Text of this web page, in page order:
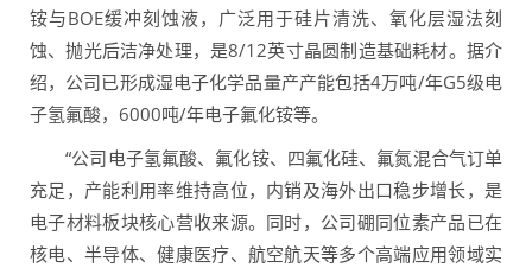
铵与BOE缓冲刻蚀液，广泛用于硅片清洗、氧化层湿法刻
蚀、抛光后洁净处理，是8/12英寸晶圆制造基础耗材。据介
绍，公司已形成湿电子化学品量产产能包括4万吨/年G5级电
子氢氟酸，6000吨/年电子氟化铵等。
“公司电子氢氟酸、氟化铵、四氟化硅、氟氮混合气订单
充足，产能利用率维持高位，内销及海外出口稳步增长，是
电子材料板块核心营收来源。同时，公司硼同位素产品已在
核电、半导体、健康医疗、航空航天等多个高端应用领域实